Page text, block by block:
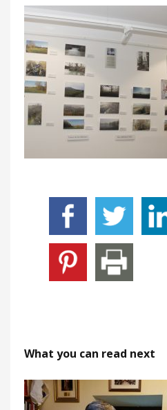
What you can read next